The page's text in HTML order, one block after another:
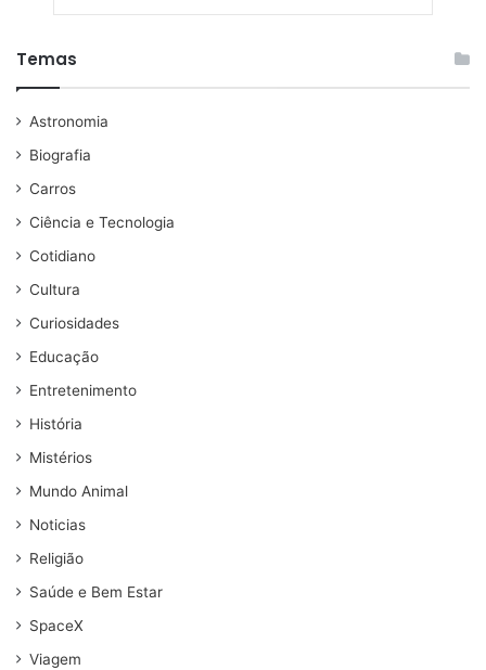
Temas
Astronomia
Biografia
Carros
Ciência e Tecnologia
Cotidiano
Cultura
Curiosidades
Educação
Entretenimento
História
Mistérios
Mundo Animal
Noticias
Religião
Saúde e Bem Estar
SpaceX
Viagem